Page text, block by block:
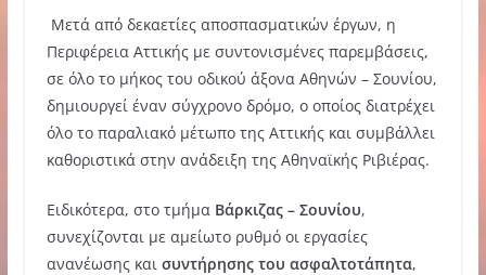
Μετά από δεκαετίες αποσπασματικών έργων, η
Περιφέρεια Αττικής με συντονισμένες παρεμβάσεις,
σε όλο το μήκος του οδικού άξονα Αθηνών – Σουνίου,
δημιουργεί έναν σύγχρονο δρόμο, ο οποίος διατρέχει
όλο το παραλιακό μέτωπο της Αττικής και συμβάλλει
καθοριστικά στην ανάδειξη της Αθηναϊκής Ριβιέρας.
Ειδικότερα, στο τμήμα Βάρκιζας – Σουνίου,
συνεχίζονται με αμείωτο ρυθμό οι εργασίες
ανανέωσης και συντήρησης του ασφαλτοτάπητα,